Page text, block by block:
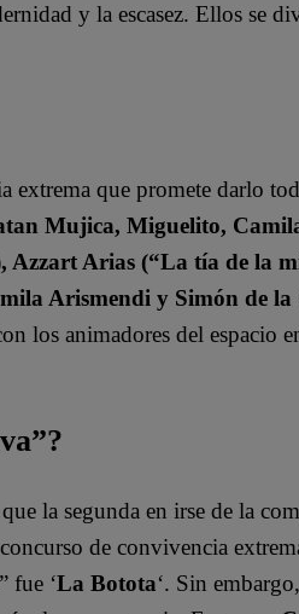
y la escasez. Ellos se
extrema que promete darlo
Mujica, Miguelito,
Arias (“La tía de la
Arismendi y Simón de la
los animadores del espacio
la segunda en irse de la
de convivencia
fue ‘La Botota‘. Sin